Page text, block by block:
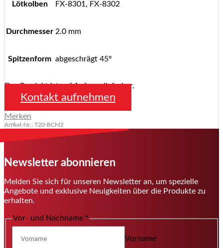
Lötkolben FX-8301, FX-8302
Durchmesser 2.0 mm
Spitzenform abgeschrägt 45°
Das Produkt ist auf Anfrage lieferbar.
Kontakt aufnehmen
Merken
Artikel-Nr.: T20-BCM2
Newsletter abonnieren
Melden Sie sich für unseren Newsletter an, um spezielle
Angebote und exklusive Neuigkeiten über die Produkte zu
erhalten.
Vor- und Nachname *
Vorname